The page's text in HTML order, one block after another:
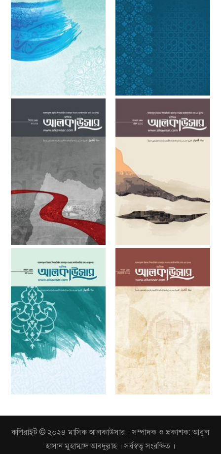
কপিরাইট © ২০২৪ মাসিক আলকাউসার । সম্পাদক ও প্রকাশক: আবুল
হাসান মুহাম্মাদ আবদুল্লাহ । সর্বস্বত্ব সংরক্ষিত ।